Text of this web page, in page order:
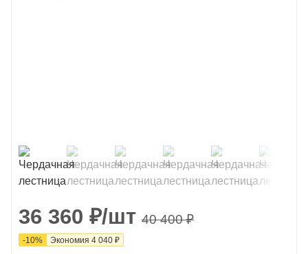
36 360 ₽/шт 40 400₽
-10% Экономия 4 040 ₽